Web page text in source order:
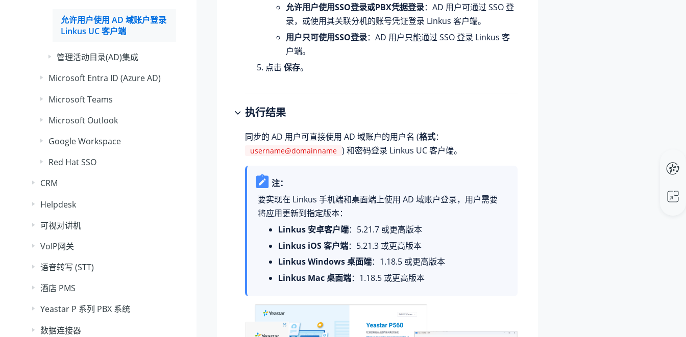
允许用户使用 AD 域账户登录
Linkus UC 客户端
管理活动目录(AD)集成
Microsoft Entra ID (Azure AD)
Microsoft Teams
Microsoft Outlook
Google Workspace
Red Hat SSO
CRM
Helpdesk
可视对讲机
VoIP网关
语音转写 (STT)
酒店 PMS
Yeastar P 系列 PBX 系统
数据连接器
允许用户使用SSO登录或PBX凭据登录：AD 用户可通过 SSO 登
录，或使用其关联分机的账号凭证登录 Linkus 客户端。
用户只可使用SSO登录：AD 用户只能通过 SSO 登录 Linkus 客
户端。
点击 保存。
执行结果
同步的 AD 用户可直接使用 AD 域账户的用户名 (格式：
username@domainname ) 和密码登录 Linkus UC 客户端。
注：
要实现在 Linkus 手机端和桌面端上使用 AD 域账户登录，用户需要
将应用更新到指定版本：
Linkus 安卓客户端：5.21.7 或更高版本
Linkus iOS 客户端：5.21.3 或更高版本
Linkus Windows 桌面端：1.18.5 或更高版本
Linkus Mac 桌面端：1.18.5 或更高版本